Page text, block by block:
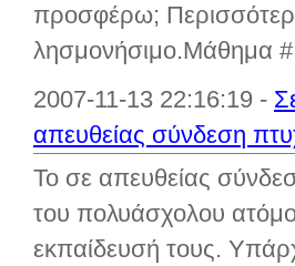
προσφέρω;
λησμονήσιμο.Μάθημα #
2007-11-13 22:16:19 -
απευθείας σύνδεση
Το σε απευθείας
του πολυάσχολου
εκπαίδευσή τους.